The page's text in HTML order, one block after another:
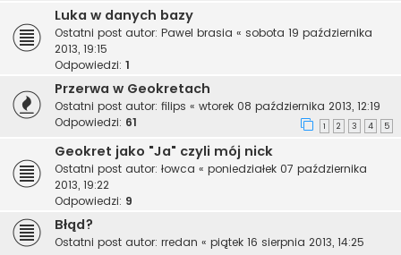
Luka w danych bazy
Ostatni post autor: Pawel brasia « sobota 19 października
2013, 19:15
Odpowiedzi: 1
Przerwa w Geokretach
Ostatni post autor: filips « wtorek 08 października 2013, 12:19
Odpowiedzi: 61 1 2 3 4 5
Geokret jako "Ja" czyli mój nick
Ostatni post autor: łowca « poniedziałek 07 października
2013, 19:22
Odpowiedzi: 9
Błąd?
Ostatni post autor: rredan « piątek 16 sierpnia 2013, 14:25